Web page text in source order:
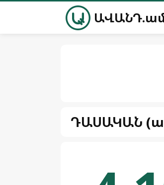
ԴԱՍԱԿԱՆ